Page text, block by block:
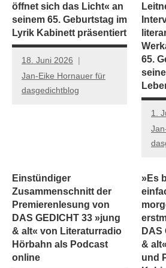
öffnet sich das Licht« an
seinem 65. Geburtstag im
Lyrik Kabinett präsentiert
18. Juni 2026
Jan-Eike Hornauer für
dasgedichtblog
65.
1.
Einstündiger
Zusammenschnitt der
Premierenlesung von
DAS GEDICHT 33 »jung
& alt« von Literaturradio
Hörbahn als Podcast
online
»Es
DAS
&
und